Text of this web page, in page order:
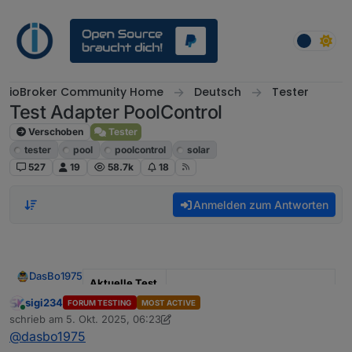
ioBroker Community Home Deutsch Tester
Test Adapter PoolControl
Verschoben
Tester
tester
pool poolcontrol
solar
527
19 58.7k 18
Anmelden zum Antworten
DasBo1975
Aktuelle Test
Version
1.4.1
Veröffentlichu
Online
sigi234 FORUM TESTING MOST ACTIVE
schrieb am 5. Okt. 2025, 06:23
zuletzt editiert von sigi23410. Mai 2025, 08:25
@dasbo1975